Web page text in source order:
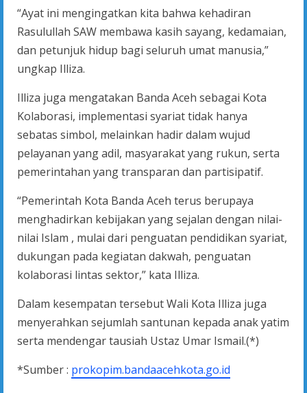
“Ayat ini mengingatkan kita bahwa kehadiran
Rasulullah SAW membawa kasih sayang, kedamaian,
dan petunjuk hidup bagi seluruh umat manusia,”
ungkap Illiza.
Illiza juga mengatakan Banda Aceh sebagai Kota
Kolaborasi, implementasi syariat tidak hanya
sebatas simbol, melainkan hadir dalam wujud
pelayanan yang adil, masyarakat yang rukun, serta
pemerintahan yang transparan dan partisipatif.
“Pemerintah Kota Banda Aceh terus berupaya
menghadirkan kebijakan yang sejalan dengan nilai-
nilai Islam , mulai dari penguatan pendidikan syariat,
dukungan pada kegiatan dakwah, penguatan
kolaborasi lintas sektor,” kata Illiza.
Dalam kesempatan tersebut Wali Kota Illiza juga
menyerahkan sejumlah santunan kepada anak yatim
serta mendengar tausiah Ustaz Umar Ismail.(*)
*Sumber : prokopim.bandaacehkota.go.id